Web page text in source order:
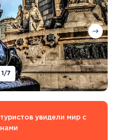
1 /7
туристов увидели мир с
нами